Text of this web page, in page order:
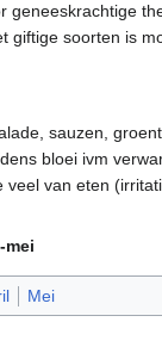
geneeskrachtige
giftige soorten is
sauzen,
bloei ivm
veel van eten
mei
Mei